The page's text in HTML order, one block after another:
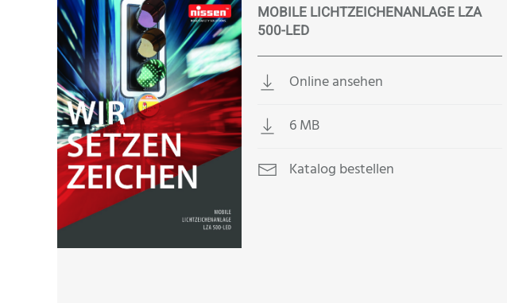
MOBILE LICHTZEICHENANLAGE LZA
500-LED
Online ansehen
6 MB
Katalog bestellen